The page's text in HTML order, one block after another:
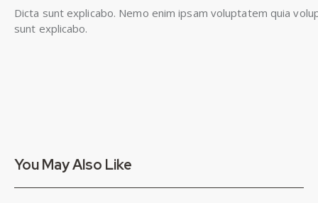
Dicta sunt explicabo. Nemo enim ipsam voluptatem quia
sunt explicabo.
You May Also Like